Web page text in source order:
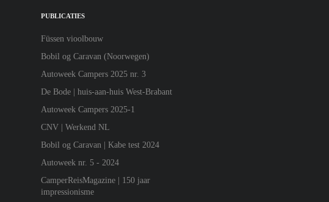
PUBLICATIES
Füssen vioolbouw
Bobil og Caravan (Noorwegen)
Autoweek Campers 2025 nr. 3
De Bode | huis-aan-huis West-Brabant
Autoweek Campers 2025-1
CNV | Werkend NL
Bobil og Caravan | Kabe test 2024
Autoweek nr. 5 - 2024
CamperReisMagazine | 150 jaar
impressionisme